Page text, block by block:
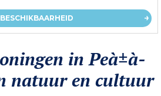
in Peà±à­
natuur en cultuur